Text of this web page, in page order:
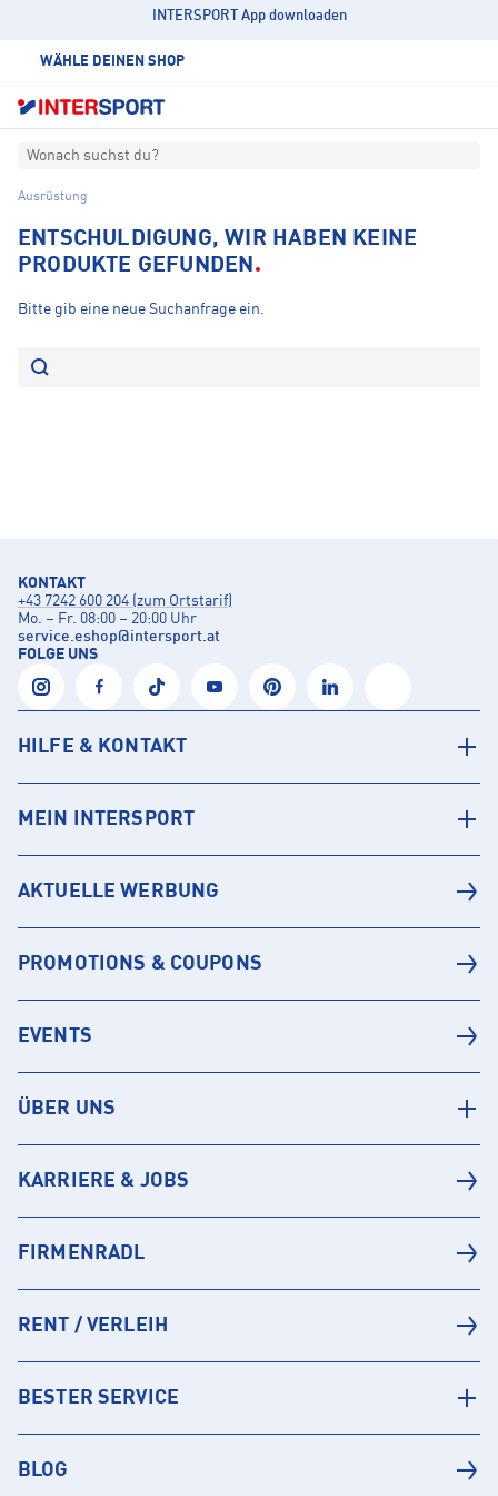
INTERSPORT App downloaden
WÄHLE DEINEN SHOP
Wonach suchst du?
Ausrüstung
ENTSCHULDIGUNG, WIR HABEN KEINE
PRODUKTE GEFUNDEN
Bitte gib eine neue Suchanfrage ein.
KONTAKT
+43 7242 600 204 (zum Ortstarif)
Mo. – Fr. 08:00 – 20:00 Uhr
service.eshop@intersport.at
FOLGE UNS
HILFE & KONTAKT
MEIN INTERSPORT
AKTUELLE WERBUNG
PROMOTIONS & COUPONS
EVENTS
ÜBER UNS
KARRIERE & JOBS
FIRMENRADL
RENT / VERLEIH
BESTER SERVICE
BLOG